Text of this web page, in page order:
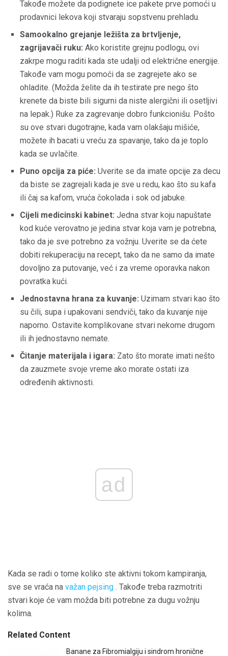
Takođe možete da podignete ice pakete prve pomoći u
prodavnici lekova koji stvaraju sopstvenu prehladu.
Samookalno grejanje ležišta za brtvljenje,
zagrijavači ruku: Ako koristite grejnu podlogu, ovi
zakrpe mogu raditi kada ste udalji od električne energije.
Takođe vam mogu pomoći da se zagrejete ako se
ohladite. (Možda želite da ih testirate pre nego što
krenete da biste bili sigurni da niste alergični ili osetljivi
na lepak.) Ruke za zagrevanje dobro funkcionišu. Pošto
su ove stvari dugotrajne, kada vam olakšaju mišiće,
možete ih bacati u vreću za spavanje, tako da je toplo
kada se uvlačite.
Puno opcija za piće: Uverite se da imate opcije za decu
da biste se zagrejali kada je sve u redu, kao što su kafa
ili čaj sa kafom, vruća čokolada i sok od jabuke.
Cijeli medicinski kabinet: Jedna stvar koju napuštate
kod kuće verovatno je jedina stvar koja vam je potrebna,
tako da je sve potrebno za vožnju. Uverite se da ćete
dobiti rekuperaciju na recept, tako da ne samo da imate
dovoljno za putovanje, već i za vreme oporavka nakon
povratka kući.
Jednostavna hrana za kuvanje: Uzimam stvari kao što
su čili, supa i upakovani sendviči, tako da kuvanje nije
naporno. Ostavite komplikovane stvari nekome drugom
ili ih jednostavno nemate.
Čitanje materijala i igara: Zato što morate imati nešto
da zauzmete svoje vreme ako morate ostati iza
određenih aktivnosti.
ad
Kada se radi o tome koliko ste aktivni tokom kampiranja,
sve se vraća na važan pejsing . Takođe treba razmotriti
stvari koje će vam možda biti potrebne za dugu vožnju
kolima.
Related Content
Banane za Fibromialgiju i sindrom hronične